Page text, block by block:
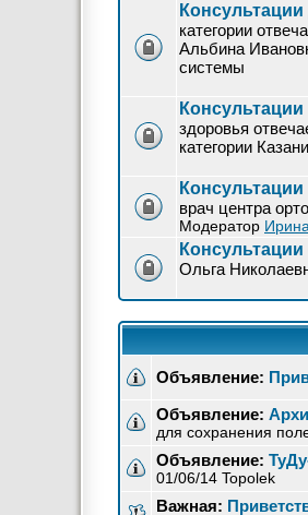
категории
Альбина
системы
здоровья
категории
врач центра
Модератор Ирина
Ольга
Объявление:
Объявление:
для сохранения
Объявление:
01/06/14 Topolek
Важная: